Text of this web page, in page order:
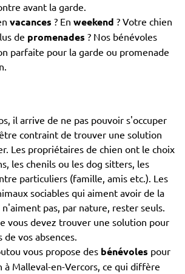
avant la garde.
vacances ? En weekend ? Votre chien
de promenades ? Nos bénévoles
parfaite pour la garde ou promenade
il arrive de ne pas pouvoir s'occuper
contraint de trouver une solution
Les propriétaires de chien ont le choix
les chenils ou les dog sitters, les
particuliers (famille, amis etc.). Les
sociables qui aiment avoir de la
pas, par nature, rester seuls.
vous devez trouver une solution pour
vos absences.
vous propose des bénévoles pour
à Malleval-en-Vercors, ce qui diffère